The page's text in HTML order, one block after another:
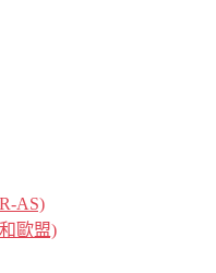
AS)
歐盟)